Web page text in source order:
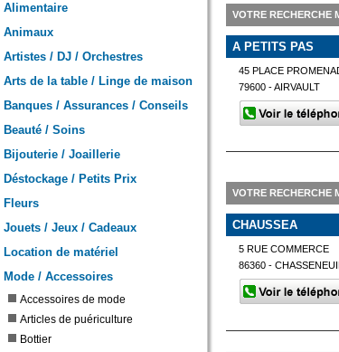
Alimentaire
Animaux
Artistes / DJ / Orchestres
Arts de la table / Linge de maison
Banques / Assurances / Conseils
Beauté / Soins
Bijouterie / Joaillerie
Déstockage / Petits Prix
Fleurs
Jouets / Jeux / Cadeaux
Location de matériel
Mode / Accessoires
Accessoires de mode
Articles de puériculture
Bottier
VOTRE RECHERCHE
A PETITS PAS
45 PLACE
79600 - AIRVAULT
VOTRE RECHERCHE
CHAUSSEA
5 RUE COMMERCE
86360 -